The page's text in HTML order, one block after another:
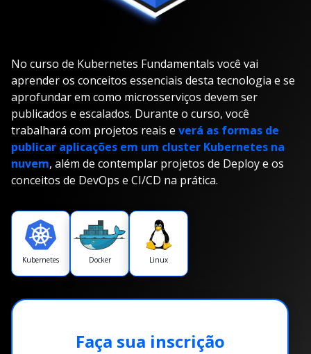
No curso de Kubernetes Fundamentals você vai
aprender os conceitos essenciais desta tecnologia e se
aprofundar em como microsserviços devem ser
publicados e escalados. Durante o curso, você
trabalhará com projetos reais e verá as formas de
publicar aplicações em um cluster Kubernetes na
nuvem, além de contemplar projetos de Deploy e os
conceitos de DevOps e CI/CD na prática.
Kubernetes Docker Linux
Faça sua inscrição